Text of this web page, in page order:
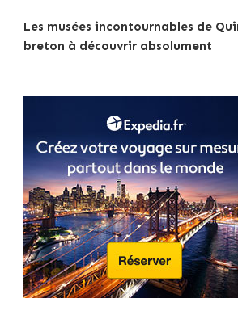
Les musées incontournables de
breton à découvrir absolument